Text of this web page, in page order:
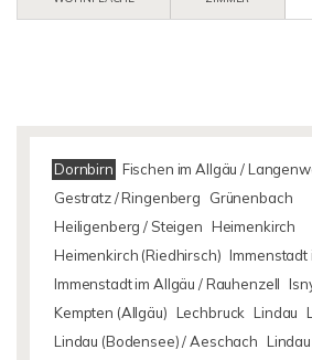
Dornbirn Fischen im Allgäu /
Gestratz / Ringenberg
Grünenbach
Heiligenberg / Steigen Heimenkirch
Heimenkirch (Riedhirsch) Immenstadt
Immenstadt im Allgäu / Rauhenzell
Kempten (Allgäu) Lechbruck Lindau
Lindau (Bodensee) / Aeschach